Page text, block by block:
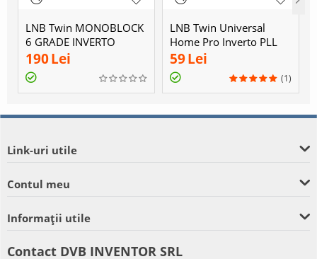
LNB Twin MONOBLOCK
6 GRADE INVERTO
190Lei
LNB Twin Universal
Home Pro Inverto PLL
59Lei
(1)
Link-uri utile
Contul meu
Informații utile
Contact DVB INVENTOR SRL